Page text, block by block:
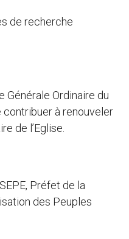
de recherche
Générale Ordinaire du
contribuer à renouveler
de l’Eglise.
Préfet de la
des Peuples